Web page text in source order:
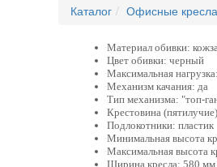
Каталог Офисные кресла
Материал обивки:
Цвет обивки: черный
Максимальная
Механизм качания: да
Тип механизма: "топ-
Крестовина
Подлокотники: пластик
Минимальная высота
Максимальная высота
Ширина кресла: 580 мм